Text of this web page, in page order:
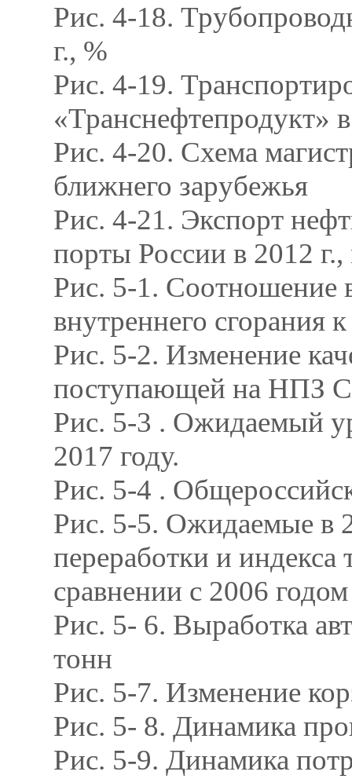
Рис. 4-18.
г., %
Рис. 4-19.
«Транснефтепродукт»
Рис. 4-20. Схема
ближнего зарубежья
Рис. 4-21. Экспорт
порты России в 2012
Рис. 5-1. Соотношение
внутреннего сгорания
Рис. 5-2. Изменение
поступающей на НПЗ
Рис. 5-3 . Ожидаемый
2017 году.
Рис. 5-4 .
Рис. 5-5. Ожидаемые в
переработки и
сравнении с 2006 годом
Рис. 5- 6. Выработка
тонн
Рис. 5-7. Изменение
Рис. 5- 8. Динамика
Рис. 5-9. Динамика